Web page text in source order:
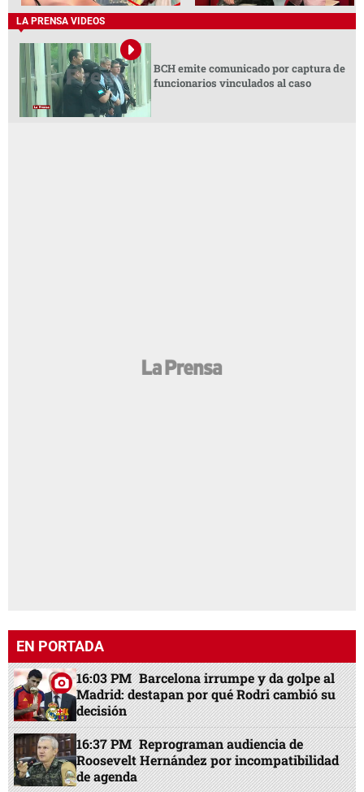
LA PRENSA VIDEOS
BCH emite comunicado por captura de
funcionarios vinculados al caso
EN PORTADA
16:03 PM Barcelona irrumpe y da golpe al
Madrid: destapan por qué Rodri cambió su
decisión
16:37 PM Reprograman audiencia de
Roosevelt Hernández por incompatibilidad
de agenda